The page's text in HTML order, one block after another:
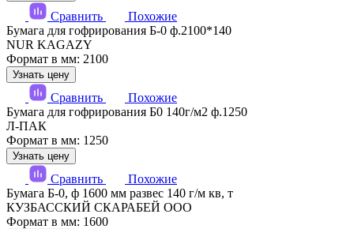
Сравнить
Похожие
Бумага для гофрирования Б-0 ф.2100*140
NUR KAGAZY
Формат в мм: 2100
Узнать цену
Сравнить
Похожие
Бумага для гофрирования Б0 140г/м2 ф.1250
Л-ПАК
Формат в мм: 1250
Узнать цену
Сравнить
Похожие
Бумага Б-0, ф 1600 мм развес 140 г/м кв, т
КУЗБАССКИЙ СКАРАБЕЙ ООО
Формат в мм: 1600